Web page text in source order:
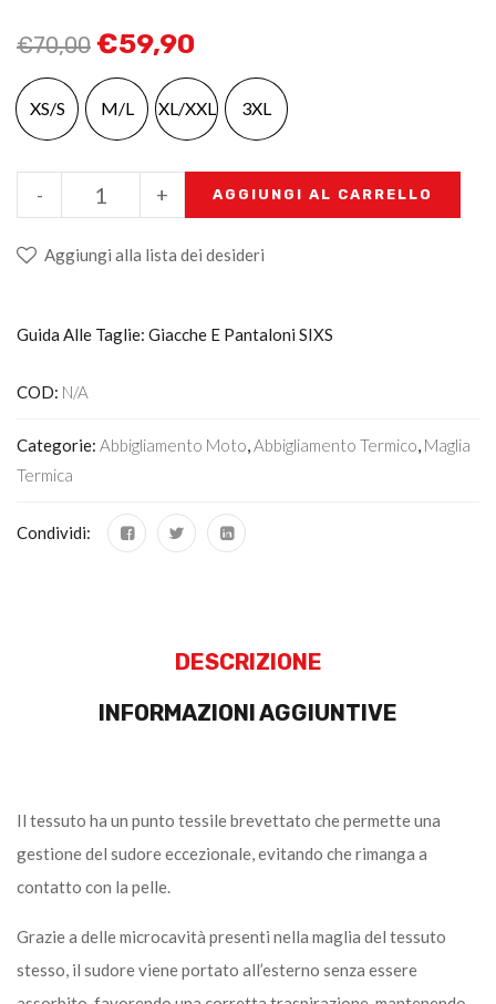
€70,00 €59,90
XS/S M/L XL/XXL 3XL
+
- AGGIUNGI AL CARRELLO
Aggiungi alla lista dei desideri
Guida Alle Taglie: Giacche E Pantaloni SIXS
COD: N/A
Categorie: Abbigliamento Moto,Abbigliamento Termico, Maglia
Termica
Condividi:
DESCRIZIONE
INFORMAZIONI AGGIUNTIVE
Il tessuto ha un punto tessile brevettato che permette una
gestione del sudore eccezionale, evitando che rimanga a
contatto con la pelle.
Grazie a delle microcavità presenti nella maglia del tessuto
stesso, il sudore viene portato all’esterno senza essere